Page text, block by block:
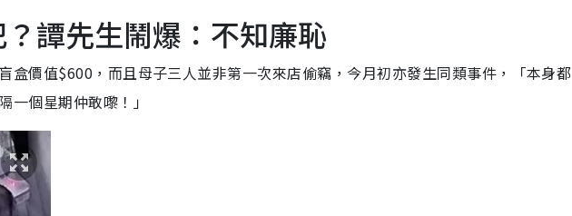
譚先生鬧爆：不知廉恥
盒價值$600，而且母子三人並非第一次來店偷竊，今月初亦發生同類事件，「本身都
一個星期仲敢嚟！」